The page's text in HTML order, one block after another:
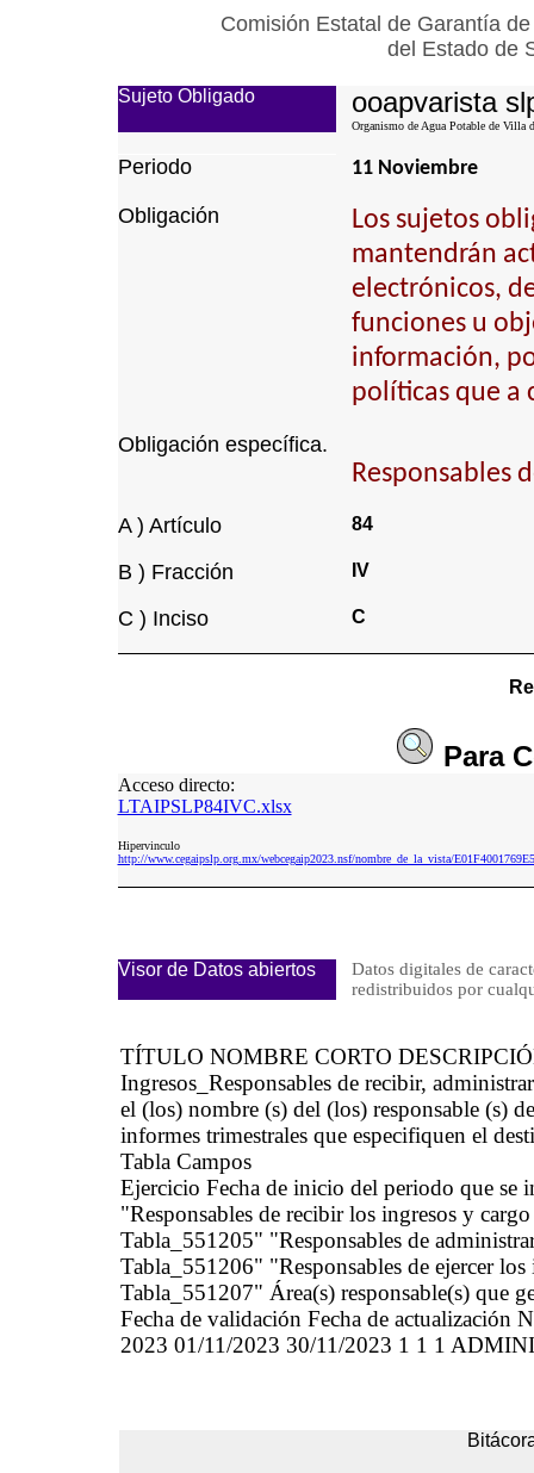
Comisión Estatal de Garantía
del Estado de
Sujeto Obligado ooapvarista
Organismo de Agua Potable de Villa
Periodo 11 Noviembre
Obligación
Los sujetos
mantendrán
electrónicos,
funciones u
información,
políticas que a
Obligación específica.
Responsables
A ) Artículo 84
B ) Fracción IV
C ) Inciso C
Para
Acceso directo:
LTAIPSLP84IVC.xlsx
Hipervinculo
http://www.cegaipslp.org.mx/webcegaip2023.nsf/nombre_de_la_vista/
Visor de Datos abiertos
Datos digitales de
redistribuidos por
TÍTULO NOMBRE CORTO
Ingresos_Responsables de recibir,
el (los) nombre (s) del (los) responsable (s)
informes trimestrales que especifiquen el
Tabla Campos
Ejercicio Fecha de inicio del periodo que se
"Responsables de recibir los ingresos y cargo
Tabla_551205" "Responsables de
Tabla_551206" "Responsables de ejercer los
Tabla_551207" Área(s) responsable(s) que
Fecha de validación Fecha de actualización
2023 01/11/2023 30/11/2023 1 1 1